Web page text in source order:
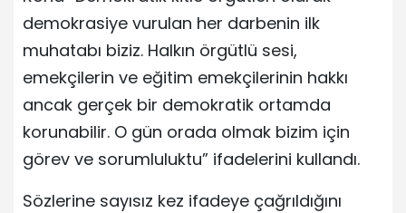
demokrasiye vurulan her darbenin ilk
muhatabı biziz. Halkın örgütlü sesi,
emekçilerin ve eğitim emekçilerinin hakkı
ancak gerçek bir demokratik ortamda
korunabilir. O gün orada olmak bizim için
görev ve sorumluluktu” ifadelerini kullandı.
Sözlerine sayısız kez ifadeye çağrıldığını